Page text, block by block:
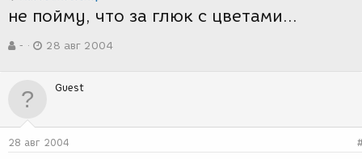
не пойму, что за глюк с цветами...
в
р
м
-
а
д
28 авг 2004
Guest
28 авг 2004